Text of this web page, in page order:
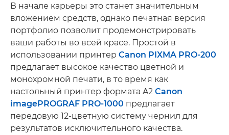
В начале карьеры это станет значительным
вложением средств, однако печатная версия
портфолио позволит продемонстрировать
ваши работы во всей красе. Простой в
использовании принтер Canon PIXMA PRO-200
предлагает высокое качество цветной и
монохромной печати, в то время как
настольный принтер формата A2 Canon
imagePROGRAF PRO-1000 предлагает
передовую 12-цветную систему чернил для
результатов исключительного качества.